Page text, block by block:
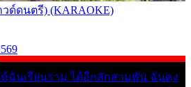
ด์ดนตรี) (KARAOKE)
ฉันเรียนราม ได้อีกสักสามพัน ฉันคง